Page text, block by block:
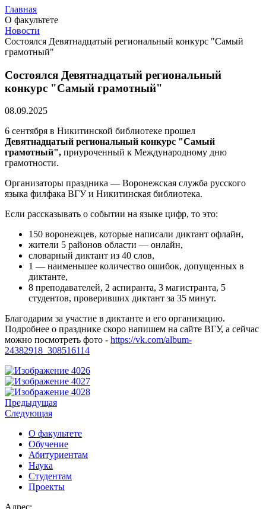
Главная
О факультете
Новости
Состоялся Девятнадцатый региональный конкурс "Самый
грамотный"
Состоялся Девятнадцатый региональный
конкурс "Самый грамотный"
08.09.2025
6 сентября в Никитинской библиотеке прошел
Девятнадцатый региональный конкурс "Самый
грамотный", приуроченный к Международному дню
грамотности.
Организаторы праздника — Воронежская служба русского
языка филфака ВГУ и Никитинская библиотека.
Если рассказывать о событии на языке цифр, то это:
150 воронежцев, которые написали диктант офлайн,
жители 5 районов области — онлайн,
словарный диктант из 40 слов,
1 — наименьшее количество ошибок, допущенных в
диктанте,
8 преподавателей, 2 аспиранта, 3 магистранта, 5
студентов, проверивших диктант за 35 минут.
Благодарим за участие в диктанте и его организацию.
Подробнее о празднике скоро напишем на сайте ВГУ, а сейчас
можно посмотреть фото - https://vk.com/album-
24382918_308516114
Предыдущая
Следующая
О факультете
Обучение
Абитуриентам
Наука
Студентам
Проекты